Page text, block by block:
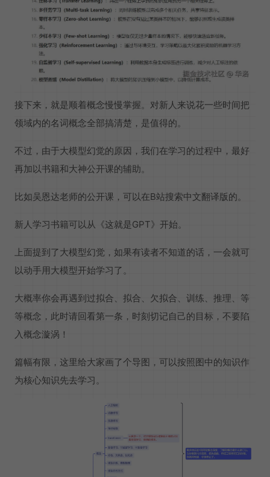
接下来，就是顺着概念慢慢掌握。对新人来说花一些时间把
领域内的名词概念全部搞清楚，是值得的。
不过，由于大模型幻觉的原因，我们在学习的过程中，最好
再加以书籍和大神公开课的辅助。
比如吴恩达老师的公开课，可以在B站搜索中文翻译版的。
新人学习书籍可以从《这就是GPT》开始。
上面提到了大模型幻觉，如果有读者不知道的话，一会就可
以动手用大模型开始学习了。
大概率你会再遇到过拟合、拟合、欠拟合、训练、推理、等
等概念，此时请回看第一条，时刻切记自己的目标，不要陷
入概念漩涡！
篇幅有限，这里给大家画了个导图，可以按照图中的知识作
为核心知识先去学习。